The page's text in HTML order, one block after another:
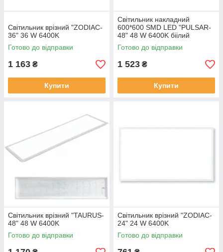
Світильник врізний "ZODIAC-
36" 36 W 6400K
Готово до відправки
1 163 ₴
Купити
Світильник накладний
600*600 SMD LED "PULSAR-
48" 48 W 6400K біілий
Готово до відправки
1 523 ₴
Купити
Світильник врізний "TAURUS-
48" 48 W 6400K
Готово до відправки
Світильник врізний "ZODIAC-
24" 24 W 6400K
Готово до відправки